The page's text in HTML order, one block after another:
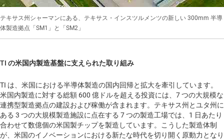
テキサス州シャーマンにある、テキサス・インスツルメンツの新しい 300mm 半導
体製造拠点「SM1」と「SM2」
TI の米国内製造基盤に支えられた取り組み
TI は、米国における半導体製造の国内回帰と拡大を牽引しています。
米国内製造に対する総額 600 億ドルを超える投資には、7 つの大規模な
連携型製造拠点の建設および稼働が含まれます。テキサス州とユタ州に
ある 3 つの大規模製造施設に点在する 7 つの製造工場では、1 日あたり
合わせて数億個の米国製チップを製造しています。こうした製造体制
が、米国のイノベーションにおける新たな時代を切り開く原動力となり